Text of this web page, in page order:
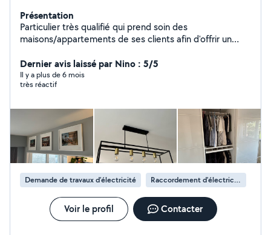
Présentation
Particulier très qualifié qui prend soin des
maisons/appartements de ses clients afin d'offrir un
grande rigueur. Je ne m'engagerais pas dans des travaux
que je ne maîtrise pas mais lorsque je m'engage, je vous
garantis de vous fournir un travail de qualité à prix
Dernier avis laissé par Nino : 5/5
Il y a plus de 6 mois
très réactif
Demande de travaux d’électricité Raccordement d'électricité
Voir le profil Contacter